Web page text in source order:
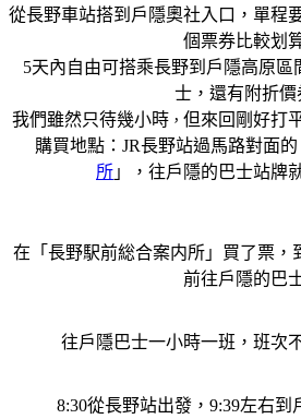
從長野車站搭到戶隱奧社入口，單程
個票券比較划
5天內自由可搭乘長野到戶隱高原區
士，還有附折價
我們雖然只待幾小時 ， 但來回剛好打
購買地點：JR長野站過馬路對面的
所 」，往戶隱的巴士站牌
在「長野駅前総合案内所」買了票，
前往戶隱的巴
往戶隱巴士一小時一班，班次
8:30從長野站出發，9:39左右到